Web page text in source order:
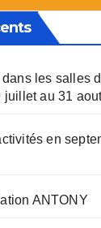
dans les salles
juillet au 31
en
ANTONY